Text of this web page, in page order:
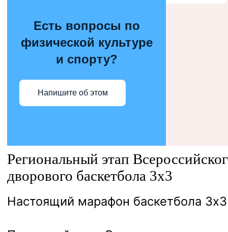
Есть вопросы по
физической культуре
и спорту?
Напишите об этом
Региональный этап
дворового баскетбола 3х3
Настоящий марафон баскетбола